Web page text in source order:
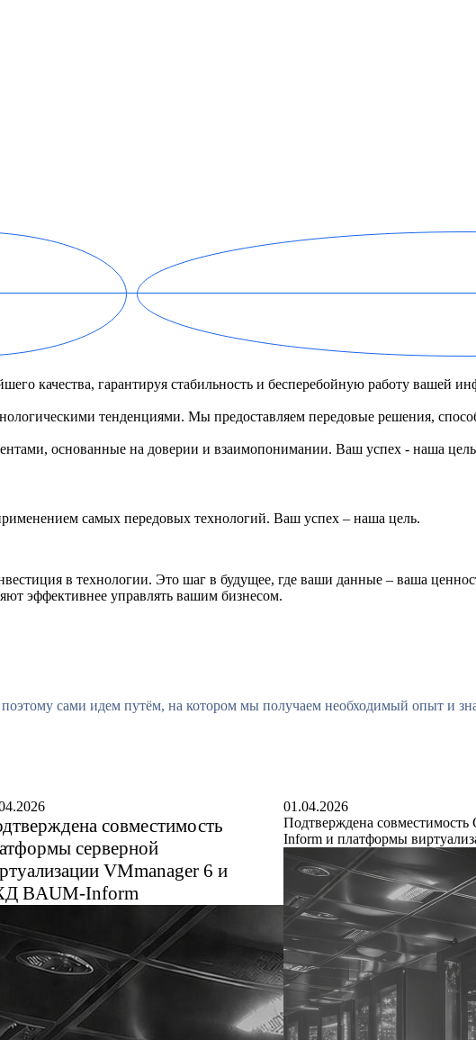
качества, гарантируя стабильность и бесперебойную работу вашей
тенденциями. Мы предоставляем передовые решения,
основанные на доверии и взаимопонимании. Ваш успех - наша
самых передовых технологий. Ваш успех – наша цель.
в технологии. Это шаг в будущее, где ваши данные – ваша
эффективнее управлять вашим бизнесом.
поэтому сами идем путём, на котором мы получаем необходимый опыт и зн
совместимость
серверной
VMmanager 6 и
BAUM-Inform
01.04.2026
Подтверждена
Inform и платформы